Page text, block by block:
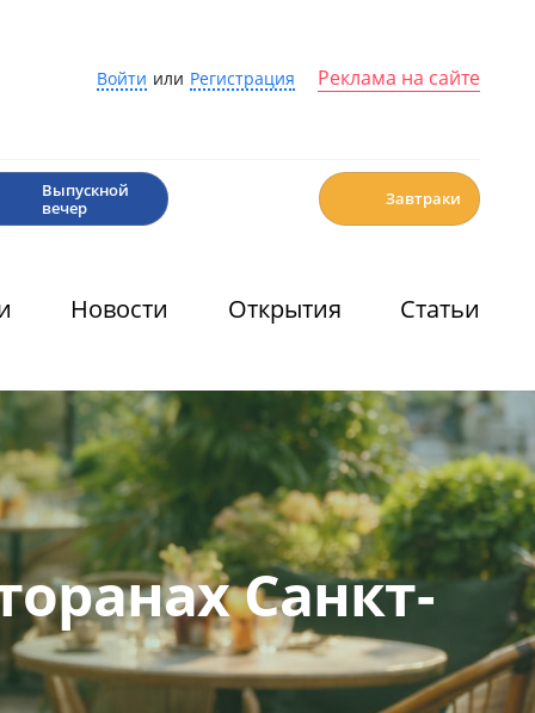
Войти или Регистрация Реклама на сайте
Выпускной
вечер
Завтраки
Новости Открытия Статьи
Санкт-